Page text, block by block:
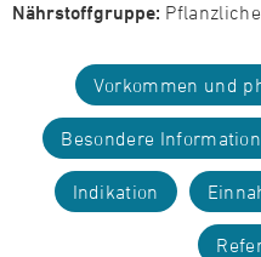
Nährstoffgruppe:
Vorkommen und
Besondere
Indikation